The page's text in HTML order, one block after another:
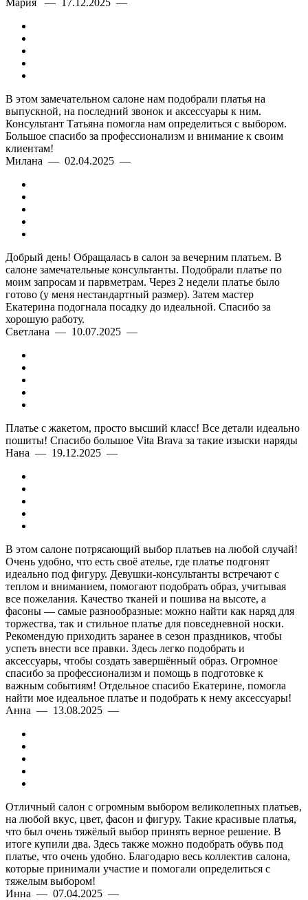
Мария — 17.12.2025 —
В этом замечательном салоне нам подобрали платья на
выпускной, на последний звонок и аксессуары к ним.
Консультант Татьяна помогла нам определиться с выбором.
Большое спасибо за профессионализм и внимание к своим
клиентам!
Милана — 02.04.2025 —
Добрый день! Обращалась в салон за вечерним платьем. В
салоне замечательные консультанты. Подобрали платье по
моим запросам и парвметрам. Через 2 недели платье было
готово (у меня нестандартный размер). Затем мастер
Екатерина подогнала посадку до идеальной. Спасибо за
хорошую работу.
Светлана — 10.07.2025 —
Платье с жакетом, просто высший класс! Все детали идеально
пошиты! Спасибо большое Vita Brava за такие изыски наряды
Нана — 19.12.2025 —
В этом салоне потрясающий выбор платьев на любой случай!
Очень удобно, что есть своё ателье, где платье подгонят
идеально под фигуру. Девушки-консультанты встречают с
теплом и вниманием, помогают подобрать образ, учитывая
все пожелания. Качество тканей и пошива на высоте, а
фасоны — самые разнообразные: можно найти как наряд для
торжества, так и стильное платье для повседневной носки.
Рекомендую приходить заранее в сезон праздников, чтобы
успеть внести все правки. Здесь легко подобрать и
аксессуары, чтобы создать завершённый образ. Огромное
спасибо за профессионализм и помощь в подготовке к
важным событиям! Отдельное спасибо Екатерине, помогла
найти мое идеальное платье и подобрать к нему аксессуары!
Анна — 13.08.2025 —
Отличный салон с огромным выбором великолепных платьев,
на любой вкус, цвет, фасон и фигуру. Такие красивые платья,
что был очень тяжёлый выбор принять верное решение. В
итоге купили два. Здесь также можно подобрать обувь под
платье, что очень удобно. Благодарю весь коллектив салона,
которые принимали участие и помогали определиться с
тяжелым выбором!
Инна — 07.04.2025 —